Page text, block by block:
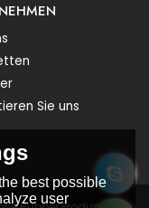
Sie uns
best possible
user